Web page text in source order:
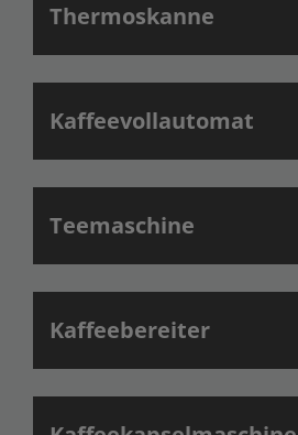
Thermoskanne
Kaffeevollautomat
Teemaschine
Kaffeebereiter